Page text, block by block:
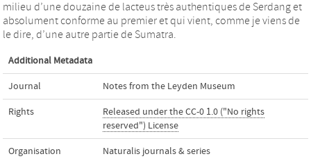
milieu d’une douzaine de lacteus très authentiques de Serdang et
absolument conforme au premier et qui vient, comme je viens de
le dire, d’une autre partie de Sumatra.
Additional Metadata
Journal Notes from the Leyden Museum
Rights
Released under the CC-0 1.0 ("No rights
reserved") License
Organisation Naturalis journals & series